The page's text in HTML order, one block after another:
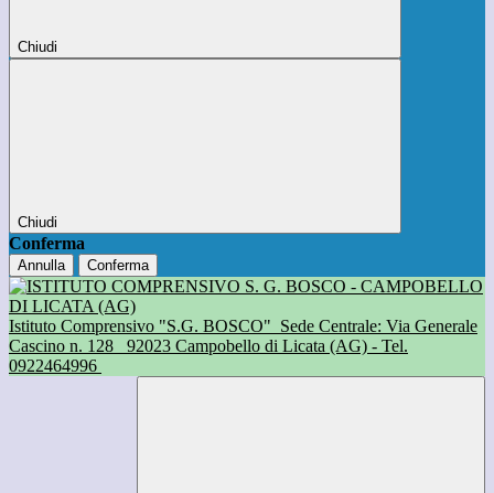
Chiudi
Chiudi
Conferma
Annulla Conferma
Istituto Comprensivo "S.G. BOSCO" Sede Centrale: Via Generale
Cascino n. 128
92023 Campobello di Licata (AG) - Tel.
0922464996